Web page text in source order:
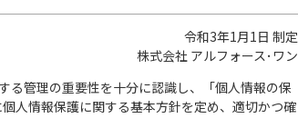
令和3年1月1日 制定
株式会社 アルフォース･ワン
る管理の重要性を十分に認識し、「個人情報の保
人情報保護に関する基本方針を定め、適切かつ確